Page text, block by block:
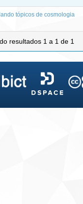
tópicos de cosmologia
resultados 1 a 1 de 1